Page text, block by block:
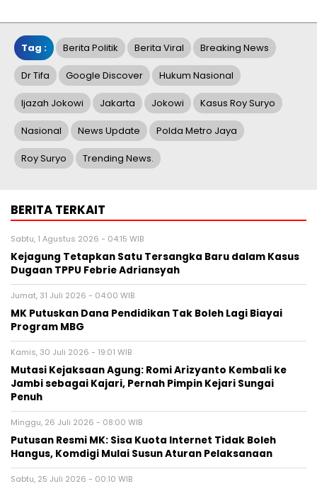
Tag : Berita Politik Berita Viral Breaking News
Dr Tifa Google Discover Hukum Nasional
Ijazah Jokowi Jakarta Jokowi Kasus Roy Suryo
Nasional News Update Polda Metro Jaya
Roy Suryo Trending News.
BERITA TERKAIT
Sabtu, 1 Agustus 2026 - 04:15 WIB
Kejagung Tetapkan Satu Tersangka Baru dalam Kasus
Dugaan TPPU Febrie Adriansyah
Jumat, 31 Juli 2026 - 04:00 WIB
MK Putuskan Dana Pendidikan Tak Boleh Lagi Biayai
Program MBG
Kamis, 30 Juli 2026 - 19:01 WIB
Mutasi Kejaksaan Agung: Romi Arizyanto Kembali ke
Jambi sebagai Kajari, Pernah Pimpin Kejari Sungai
Penuh
Minggu, 26 Juli 2026 - 08:00 WIB
Putusan Resmi MK: Sisa Kuota Internet Tidak Boleh
Hangus, Komdigi Mulai Susun Aturan Pelaksanaan
Sabtu, 25 Juli 2026 - 00:10 WIB